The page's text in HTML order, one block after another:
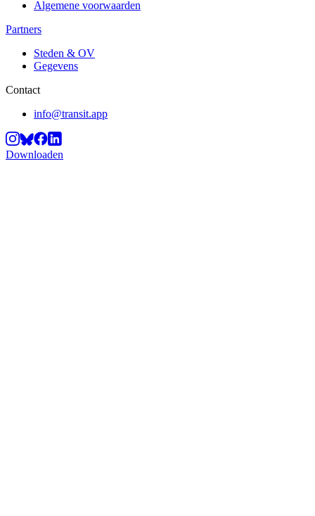
Algemene voorwaarden
Partners
Steden & OV
Gegevens
Contact
info@transit.app
Downloaden